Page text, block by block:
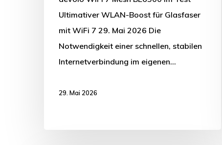
Ultimativer WLAN-Boost für Glasfaser
mit WiFi 7 29. Mai 2026 Die
Notwendigkeit einer schnellen, stabilen
Internetverbindung im eigenen…
29. Mai 2026